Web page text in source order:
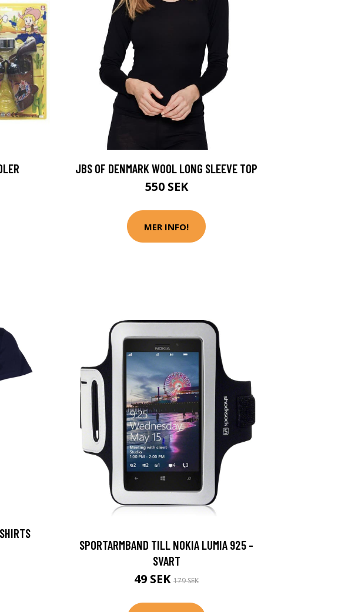
JBS OF DENMARK WOOL LONG SLEEVE TOP
550 SEK
MER INFO!
SPORTARMBAND TILL NOKIA LUMIA 925 -
SVART
49 SEK 179 SEK